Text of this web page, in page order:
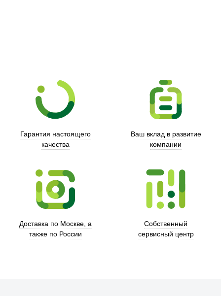
Гарантия настоящего
качества
Ваш вклад в развитие
компании
Доставка по Москве, а
также по России
Собственный
сервисный центр